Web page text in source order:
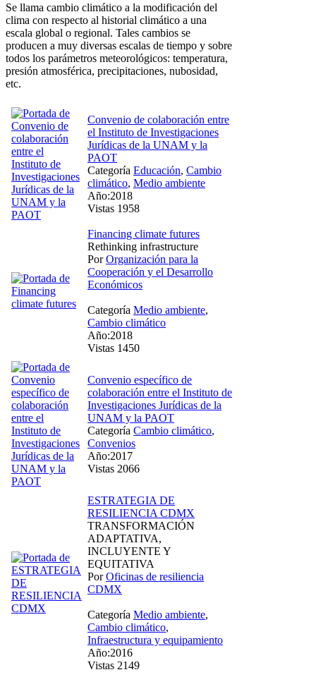
Se llama cambio climático a la modificación del
clima con respecto al historial climático a una
escala global o regional. Tales cambios se
producen a muy diversas escalas de tiempo y sobre
todos los parámetros meteorológicos: temperatura,
presión atmosférica, precipitaciones, nubosidad,
etc.
Convenio de colaboración entre
el Instituto de Investigaciones
Jurídicas de la UNAM y la
PAOT
Categoría Educación, Cambio
climático, Medio ambiente
Año:2018
Vistas 1958
Financing climate futures
Rethinking infrastructure
PorOrganización para la
Cooperación y el Desarrollo
Económicos
Categoría Medio ambiente,
Cambio climático
Año:2018
Vistas 1450
Convenio específico de
colaboración entre el Instituto de
Investigaciones Jurídicas de la
UNAM y la PAOT
Categoría Cambio climático,
Convenios
Año:2017
Vistas 2066
ESTRATEGIA DE
RESILIENCIA CDMX
TRANSFORMACIÓN
ADAPTATIVA,
INCLUYENTE Y
EQUITATIVA
PorOficinas de resiliencia
CDMX
Categoría Medio ambiente,
Cambio climático,
Infraestructura y equipamiento
Año:2016
Vistas 2149